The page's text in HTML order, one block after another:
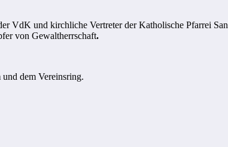
VdK und kirchliche Vertreter der Katholische Pfarrei
von Gewaltherrschaft.
dem Vereinsring.